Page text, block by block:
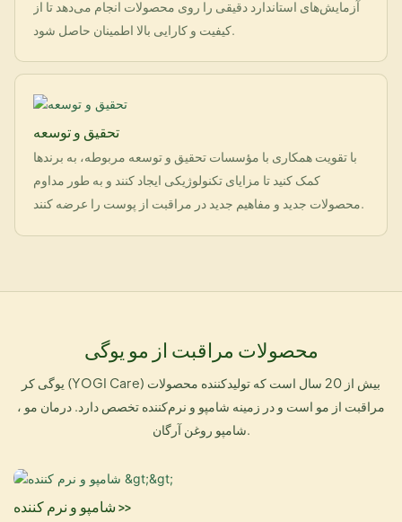
آزمایش‌های استاندارد دقیقی را روی محصولات انجام می‌دهد تا از
کیفیت و کارایی بالا اطمینان حاصل شود.
تحقیق و توسعه
با تقویت همکاری با مؤسسات تحقیق و توسعه مربوطه، به برندها
کمک کنید تا مزایای تکنولوژیکی ایجاد کنند و به طور مداوم
محصولات جدید و مفاهیم جدید در مراقبت از پوست را عرضه کنند.
محصولات مراقبت از مو یوگی
یوگی کر (YOGI Care) بیش از 20 سال است که تولیدکننده محصولات
مراقبت از مو است و در زمینه شامپو و نرم‌کننده تخصص دارد. درمان مو ،
شامپو و نرم کننده >>